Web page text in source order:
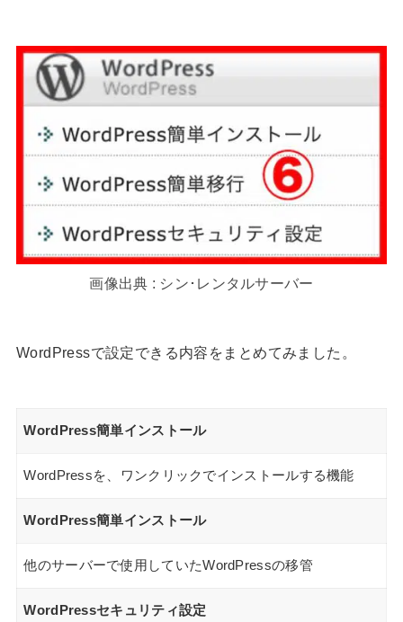
画像出典 : シン･レンタルサーバー
WordPressで設定できる内容をまとめてみました。
WordPress簡単インストール
WordPressを、ワンクリックでインストールする機能
WordPress簡単インストール
他のサーバーで使用していたWordPressの移管
WordPressセキュリティ設定